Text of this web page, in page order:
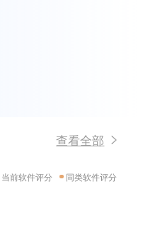
查看全部
当前软件评分 同类软件评分